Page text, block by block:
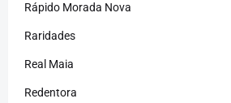
Rápido Morada Nova
Raridades
Real Maia
Redentora